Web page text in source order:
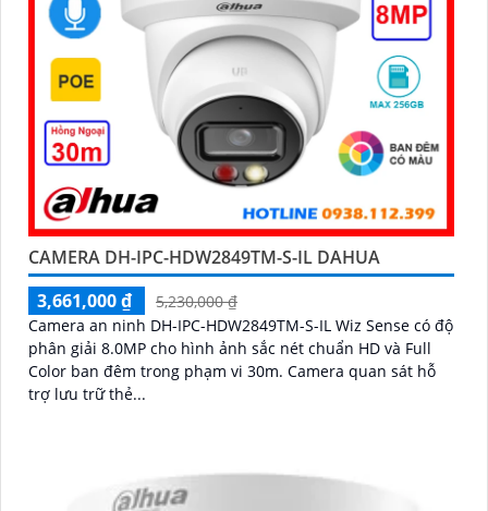
CAMERA DH-IPC-HDW2849TM-S-IL DAHUA
3,661,000 ₫
5,230,000 ₫
Camera an ninh DH-IPC-HDW2849TM-S-IL Wiz Sense có độ
phân giải 8.0MP cho hình ảnh sắc nét chuẩn HD và Full
Color ban đêm trong phạm vi 30m. Camera quan sát hỗ
trợ lưu trữ thẻ...